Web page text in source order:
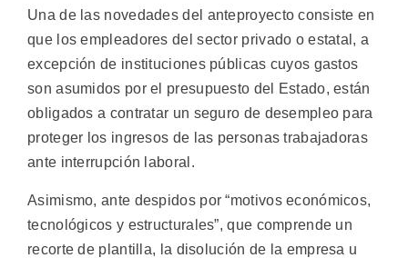
Una de las novedades del anteproyecto consiste en
que los empleadores del sector privado o estatal, a
excepción de instituciones públicas cuyos gastos
son asumidos por el presupuesto del Estado, están
obligados a contratar un seguro de desempleo para
proteger los ingresos de las personas trabajadoras
ante interrupción laboral.
Asimismo, ante despidos por “motivos económicos,
tecnológicos y estructurales”, que comprende un
recorte de plantilla, la disolución de la empresa u